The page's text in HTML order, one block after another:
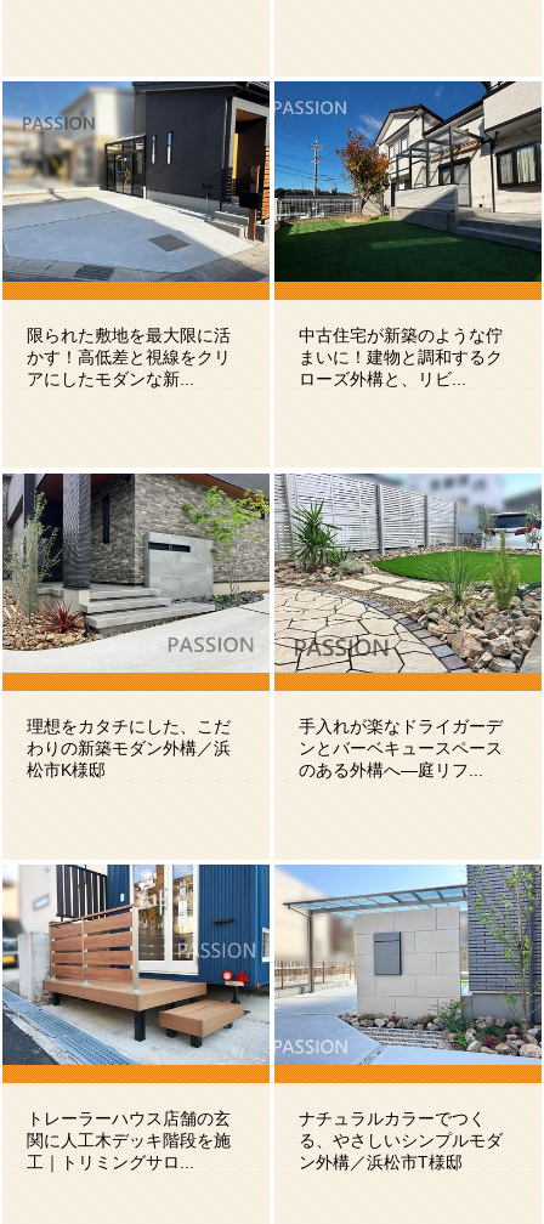
限られた敷地を最大限に活
かす！高低差と視線をクリ
アにしたモダンな新...
中古住宅が新築のような佇
まいに！建物と調和するク
ローズ外構と、リビ...
理想をカタチにした、こだ
わりの新築モダン外構／浜
松市K様邸
手入れが楽なドライガーデ
ンとバーベキュースペース
のある外構へ―庭リフ...
トレーラーハウス店舗の玄
関に人工木デッキ階段を施
工｜トリミングサロ...
ナチュラルカラーでつく
る、やさしいシンプルモダ
ン外構／浜松市T様邸